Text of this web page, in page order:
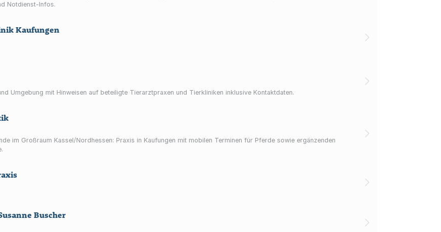
Notdienst-Infos.
Kaufungen
Umgebung mit Hinweisen auf beteiligte Tierarztpraxen und Tierkliniken inklusive Kontaktdaten.
im Großraum Kassel/Nordhessen: Praxis in Kaufungen mit mobilen Terminen für Pferde sowie ergänzenden
Buscher